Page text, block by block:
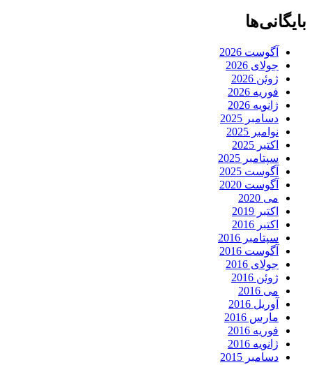
بایگانی‌ها
آگوست 2026
جولای 2026
ژوئن 2026
فوریه 2026
ژانویه 2026
دسامبر 2025
نوامبر 2025
اکتبر 2025
سپتامبر 2025
آگوست 2025
آگوست 2020
می 2020
اکتبر 2019
اکتبر 2016
سپتامبر 2016
آگوست 2016
جولای 2016
ژوئن 2016
می 2016
آوریل 2016
مارس 2016
فوریه 2016
ژانویه 2016
دسامبر 2015